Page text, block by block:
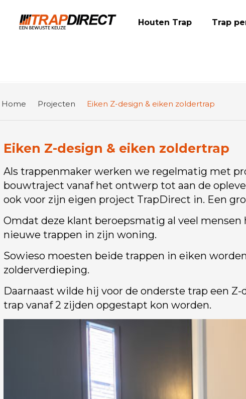
Houten Trap Trap
Home Projecten Eiken Z-design & eiken zoldertrap
Eiken Z-design & eiken zoldertrap
Als trappenmaker werken we regelmatig met
bouwtraject vanaf het ontwerp tot aan de
ook voor zijn eigen project TrapDirect in. Een
Omdat deze klant beroepsmatig al veel
nieuwe trappen in zijn woning.
Sowieso moesten beide trappen in eiken
zolderverdieping.
Daarnaast wilde hij voor de onderste trap een
trap vanaf 2 zijden opgestapt kon worden.